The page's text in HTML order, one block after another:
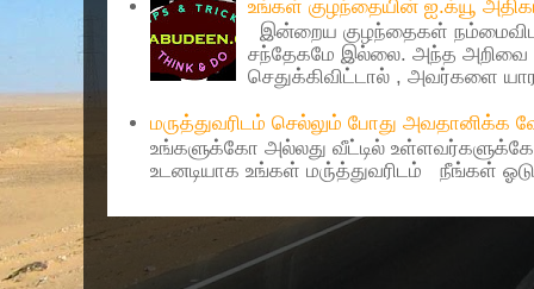
உங்கள் குழந்தையின் ஐ.க்யூ
இன்றைய குழந்தைகள்
சந்தேகமே இல்லை. அந்த
செதுக்கிவிட்டால் , அவர்களை
மருத்துவரிடம் செல்லும் போது அவதானிக்க
உங்களுக்கோ அல்லது வீட்டில்
உடனடியாக உங்கள் மரு்த்துவரிடம் நீங்கள்